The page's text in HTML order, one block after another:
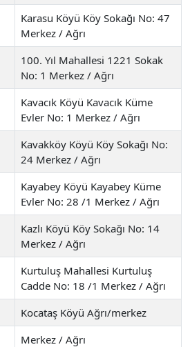
Karasu Köyü Köy Sokağı No: 47
Merkez / Ağrı
100. Yıl Mahallesi 1221 Sokak
No: 1 Merkez / Ağrı
Kavacık Köyü Kavacık Küme
Evler No: 1 Merkez / Ağrı
Kavakköy Köyü Köy Sokağı No:
24 Merkez / Ağrı
Kayabey Köyü Kayabey Küme
Evler No: 28 /1 Merkez / Ağrı
Kazlı Köyü Köy Sokağı No: 14
Merkez / Ağrı
Kurtuluş Mahallesi Kurtuluş
Cadde No: 18 /1 Merkez / Ağrı
Kocataş Köyü Ağrı/merkez
Merkez / Ağrı